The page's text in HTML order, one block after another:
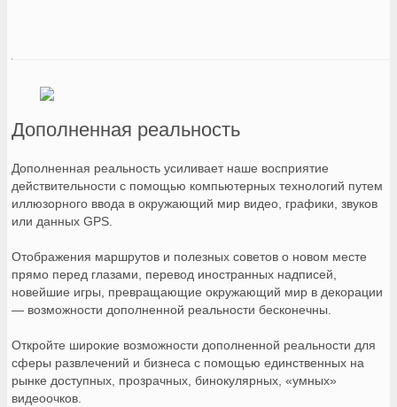
Дополненная реальность
Дополненная реальность усиливает наше восприятие
действительности с помощью компьютерных технологий путем
иллюзорного ввода в окружающий мир видео, графики, звуков
или данных GPS.
Отображения маршрутов и полезных советов о новом месте
прямо перед глазами, перевод иностранных надписей,
новейшие игры, превращающие окружающий мир в декорации
— возможности дополненной реальности бесконечны.
Откройте широкие возможности дополненной реальности для
сферы развлечений и бизнеса с помощью единственных на
рынке доступных, прозрачных, бинокулярных, «умных»
видеоочков.